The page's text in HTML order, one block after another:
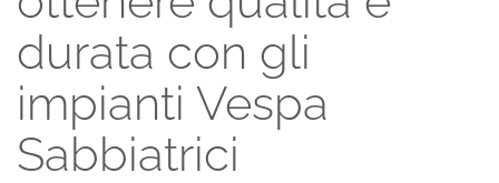
durata con gli
impianti Vespa
Sabbiatrici